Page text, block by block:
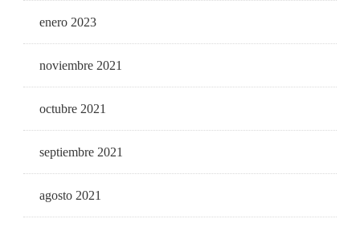
enero 2023
noviembre 2021
octubre 2021
septiembre 2021
agosto 2021